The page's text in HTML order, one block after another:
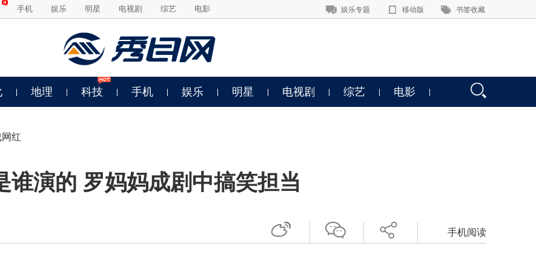
手机 娱乐 明星 电视剧 综艺 电影 娱乐专题 移动版 书签收藏
地理 科技 手机 娱乐 明星 电视剧 综艺 电影
红
谁演的 罗妈妈成剧中搞笑担当
手机阅读